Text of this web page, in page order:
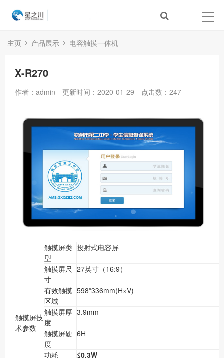
主页 产品展示 电容触摸一体机
X-R270
作者：admin 更新时间：2020-01-29 点击数： 247
触摸屏技
术参数
触摸屏类
型
投射式电容屏
触摸屏尺
寸
27英寸（16:9）
有效触摸
区域
598*336mm(H×V)
触摸屏厚
度
3.9mm
触摸屏硬
度
6H
功耗
≤0.3W